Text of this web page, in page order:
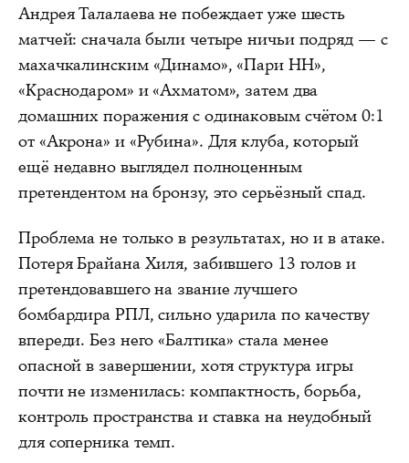
Андрея Талалаева не побеждает уже шесть
матчей: сначала были четыре ничьи подряд — с
махачкалинским «Динамо», «Пари НН»,
«Краснодаром» и «Ахматом», затем два
домашних поражения с одинаковым счётом 0:1
от «Акрона» и «Рубина». Для клуба, который
ещё недавно выглядел полноценным
претендентом на бронзу, это серьёзный спад.
Проблема не только в результатах, но и в атаке.
Потеря Брайана Хиля, забившего 13 голов и
претендовавшего на звание лучшего
бомбардира РПЛ, сильно ударила по качеству
впереди. Без него «Балтика» стала менее
опасной в завершении, хотя структура игры
почти не изменилась: компактность, борьба,
контроль пространства и ставка на неудобный
для соперника темп.